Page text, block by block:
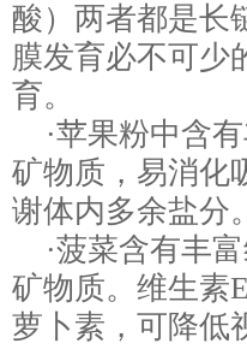
酸）两者都是长
膜发育必不可少
育。
·苹果粉中含
矿物质，易消化
谢体内多余盐分
·菠菜含有丰富
矿物质。维生素
萝卜素，可降低